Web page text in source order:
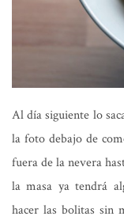
Al día siguiente lo
la foto debajo de
fuera de la nevera
la masa ya tendrá
hacer las bolitas sin